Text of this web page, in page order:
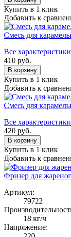
Купить в 1 клик
Добавить к
Смесь для
Все характеристики
410 руб.
В корзину
Купить в 1 клик
Добавить к
Смесь для
Все характеристики
420 руб.
В корзину
Купить в 1 клик
Добавить к
Фризер для
Артикул:
79722
18 кг/ч
Напряжение: